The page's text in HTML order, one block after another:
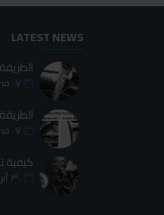
LATEST NEWS
٠٧
٠٧
كيفية
٣٠